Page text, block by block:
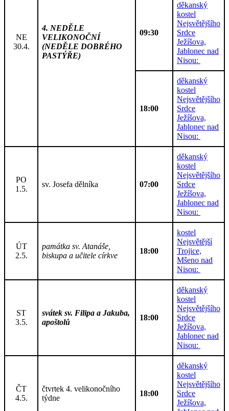
NE
30.4.
4. NEDĚLE
VELIKONOČNÍ
(NEDĚLE DOBRÉHO
PASTÝŘE)
09:30
děkanský
kostel
Nejsvětějšího
Srdce
Ježíšova,
Jablonec nad
Nisou:
18:00
děkanský
kostel
Nejsvětějšího
Srdce
Ježíšova,
Jablonec nad
Nisou:
PO
1.5.
sv. Josefa dělníka 07:00
děkanský
kostel
Nejsvětějšího
Srdce
Ježíšova,
Jablonec nad
Nisou:
ÚT
2.5.
památka sv. Atanáše,
biskupa a učitele církve
18:00
kostel
Nejsvětější
Trojice,
Mšeno nad
Nisou:
ST
3.5.
svátek sv. Filipa a Jakuba,
apoštolů
18:00
děkanský
kostel
Nejsvětějšího
Srdce
Ježíšova,
Jablonec nad
Nisou:
ČT
4.5.
čtvrtek 4. velikonočního
týdne
18:00
děkanský
kostel
Nejsvětějšího
Srdce
Ježíšova,